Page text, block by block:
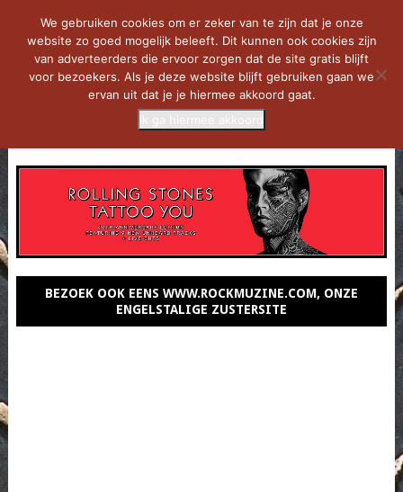
BEZOEK OOK EENS WWW.ROCKMUZINE.COM, ONZE
ENGELSTALIGE ZUSTERSITE
We gebruiken cookies om er zeker van te zijn dat je onze
website zo goed mogelijk beleeft. Dit kunnen ook cookies zijn
van adverteerders die ervoor zorgen dat de site gratis blijft
voor bezoekers. Als je deze website blijft gebruiken gaan we
ervan uit dat je je hiermee akkoord gaat.
Ik ga hiermee akkoord